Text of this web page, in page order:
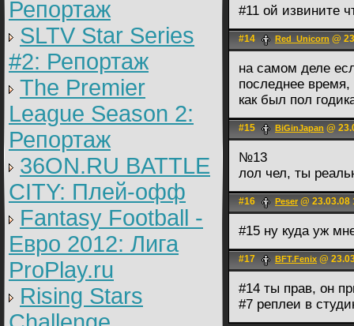
Репортаж
SLTV Star Series
#2: Репортаж
The Premier
League Season 2:
Репортаж
36ON.RU BATTLE
CITY: Плей-офф
Fantasy Football -
Евро 2012: Лига
ProPlay.ru
Rising Stars
#11 ой извините
#14 Red_Unicorn @
на самом деле
последнее
как был пол
#15 BiGinJapan @
№13
лол чел, ты
#16 Peser @ 23.03.08
#15 ну куда уж
#17 BFT.Fenix @
#14 ты прав, он
#7 реплеи в